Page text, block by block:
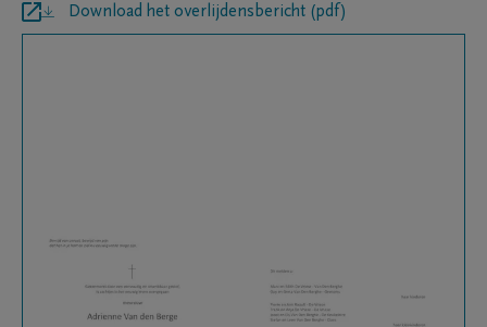
Download het overlijdensbericht (pdf)